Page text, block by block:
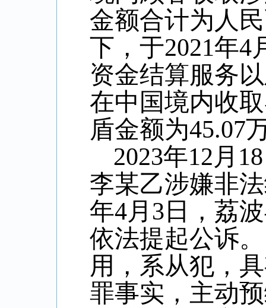
金额合计为人
下，于2021年4
资金结算服务
在中国境内收
盾金额为45.07
2023年12 月 18
李某乙涉嫌非
年4月 3 日，荔
依法提起公诉
用，系从犯，
罪事实，主动